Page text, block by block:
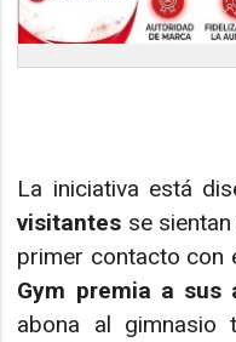
La iniciativa está
visitantes se
primer contacto con
Gym premia a sus
abona al gimnasio